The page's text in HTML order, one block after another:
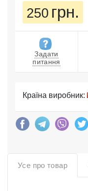
250 грн.
Задати
питання
Країна виробник:
Усе про товар